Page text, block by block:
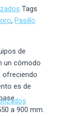
Tags
,Pasillo
de
un cómodo
ofreciendo
es de
a 900 mm.